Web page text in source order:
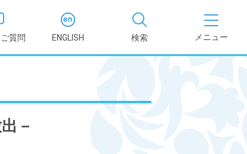
質問 ENGLISH 検索
薬学部
－